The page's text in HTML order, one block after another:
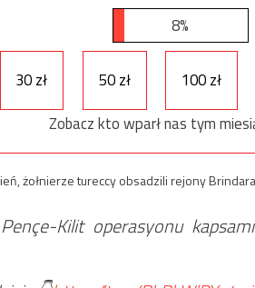
8%
30 zł 50 zł 100 zł
Zobacz kto wparł nas tym
żołnierze tureccy obsadzili rejony
Kilit operasyonu